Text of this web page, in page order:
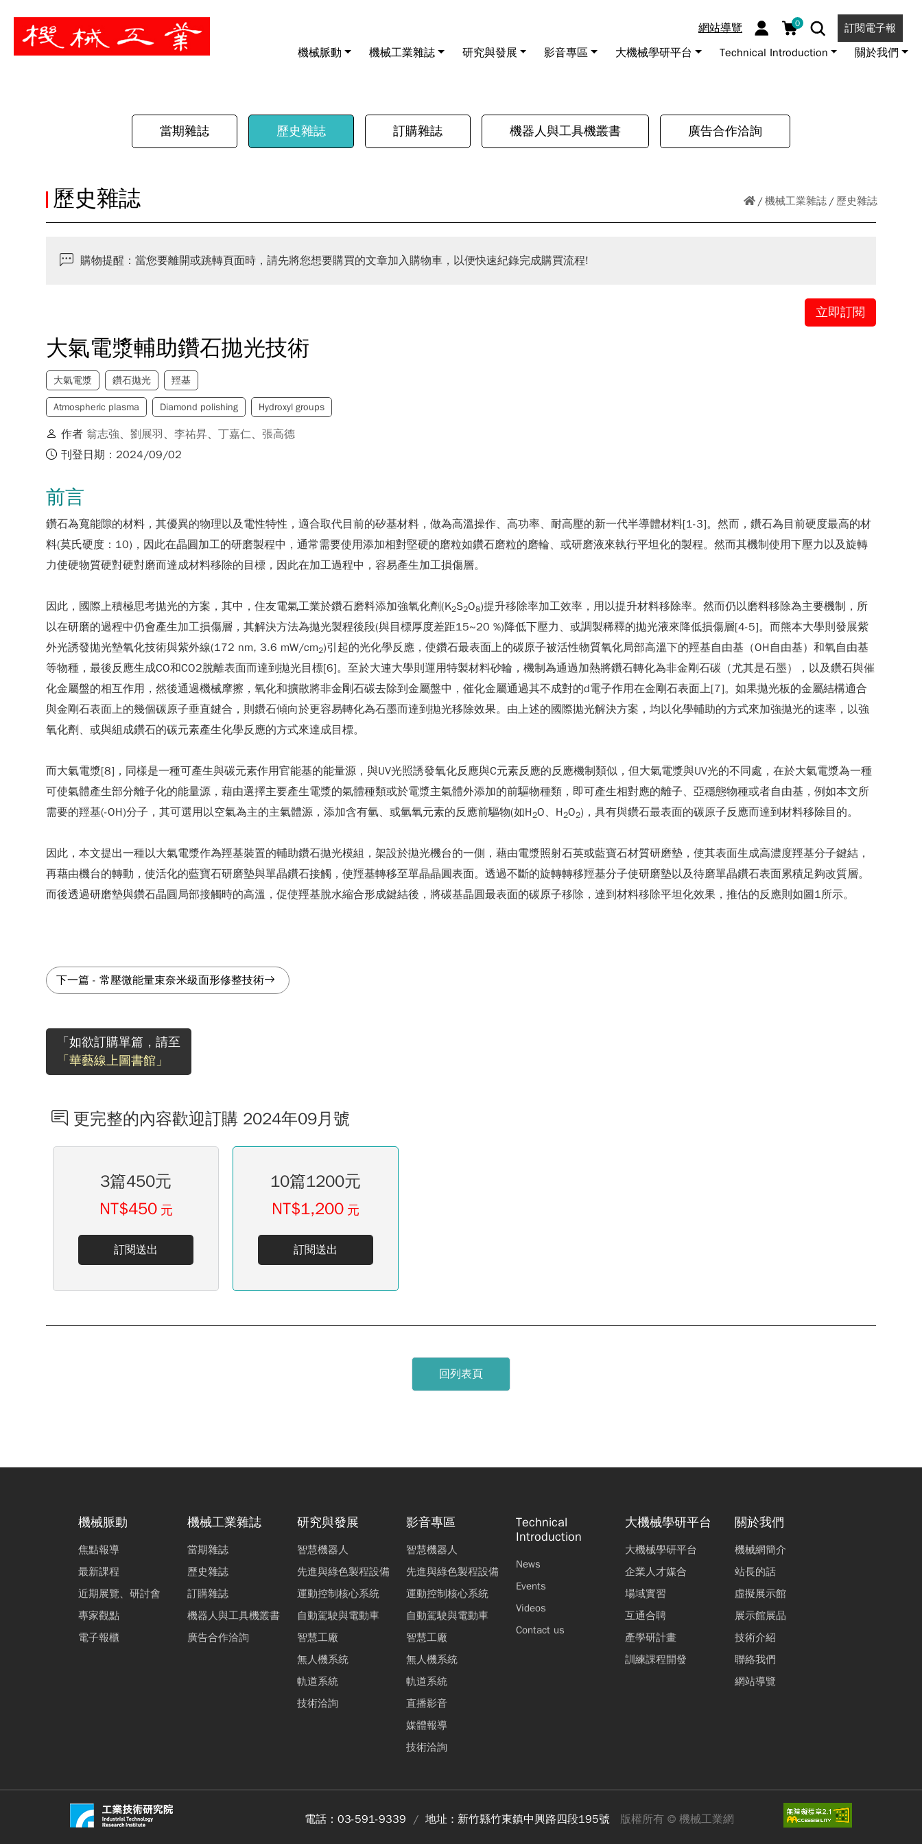
網站導覽 0 訂閱電子報
機械脈動 機械工業雜誌 研究與發展 影音專區 大機械學研平台 Technical Introduction 關於我們
暫停
當期雜誌 歷史雜誌 訂購雜誌 機器人與工具機叢書 廣告合作洽詢
機械工業雜誌 歷史雜誌
歷史雜誌
購物提醒：當您要離開或跳轉頁面時，請先將您想要購買的文章加入購物車，以便快速紀錄完成購買流程!
立即訂閱
大氣電漿輔助鑽石拋光技術
大氣電漿 鑽石拋光 羥基
Atmospheric plasma Diamond polishing Hydroxyl groups
作者翁志強、劉展羽 、李祐昇、丁嘉仁、張高德
刊登日期：2024/09/02
前言
鑽石為寬能隙的材料，其優異的物理以及電性特性，適合取代目前的矽基材料，做為高溫操作、高功率、耐高壓的新一代半導體材料[1-3]。然而，鑽石為目前硬度最高的材
料(莫氏硬度：10)，因此在晶圓加工的研磨製程中，通常需要使用添加相對堅硬的磨粒如鑽石磨粒的磨輪、或研磨液來執行平坦化的製程。然而其機制使用下壓力以及旋轉
力使硬物質硬對硬對磨而達成材料移除的目標，因此在加工過程中，容易產生加工損傷層。
因此，國際上積極思考拋光的方案，其中，住友電氣工業於鑽石磨料添加強氧化劑(K2S2O8)提升移除率加工效率，用以提升材料移除率。然而仍以磨料移除為主要機制，所
以在研磨的過程中仍會產生加工損傷層，其解決方法為拋光製程後段(與目標厚度差距15~20 %)降低下壓力、或調製稀釋的拋光液來降低損傷層[4-5]。而熊本大學則發展紫
外光誘發拋光墊氧化技術與紫外線(172 nm, 3.6 mW/cm2)引起的光化學反應，使鑽石最表面上的碳原子被活性物質氧化局部高溫下的羥基自由基（OH自由基）和氧自由基
等物種，最後反應生成CO和CO2脫離表面而達到拋光目標[6]。至於大連大學則運用特製材料砂輪，機制為通過加熱將鑽石轉化為非金剛石碳（尤其是石墨），以及鑽石與催
化金屬盤的相互作用，然後通過機械摩擦，氧化和擴散將非金剛石碳去除到金屬盤中，催化金屬通過其不成對的d電子作用在金剛石表面上[7]。如果拋光板的金屬結構適合
與金剛石表面上的幾個碳原子垂直鍵合，則鑽石傾向於更容易轉化為石墨而達到拋光移除效果。由上述的國際拋光解決方案，均以化學輔助的方式來加強拋光的速率，以強
氧化劑、或與組成鑽石的碳元素產生化學反應的方式來達成目標。
而大氣電漿[8]，同樣是一種可產生與碳元素作用官能基的能量源，與UV光照誘發氧化反應與C元素反應的反應機制類似，但大氣電漿與UV光的不同處，在於大氣電漿為一種
可使氣體產生部分離子化的能量源，藉由選擇主要產生電漿的氣體種類或於電漿主氣體外添加的前驅物種類，即可產生相對應的離子、亞穩態物種或者自由基，例如本文所
需要的羥基(-OH)分子，其可選用以空氣為主的主氣體源，添加含有氫、或氫氧元素的反應前驅物(如H2O、H2O2)，具有與鑽石最表面的碳原子反應而達到材料移除目的。
因此，本文提出一種以大氣電漿作為羥基裝置的輔助鑽石拋光模組，架設於拋光機台的一側，藉由電漿照射石英或藍寶石材質研磨墊，使其表面生成高濃度羥基分子鍵結，
再藉由機台的轉動，使活化的藍寶石研磨墊與單晶鑽石接觸，使羥基轉移至單晶晶圓表面。透過不斷的旋轉轉移羥基分子使研磨墊以及待磨單晶鑽石表面累積足夠改質層。
而後透過研磨墊與鑽石晶圓局部接觸時的高溫，促使羥基脫水縮合形成鍵結後，將碳基晶圓最表面的碳原子移除，達到材料移除平坦化效果，推估的反應則如圖1所示。
下一篇 -常壓微能量束奈米級面形修整技術
「如欲訂購單篇，請至
「華藝線上圖書館」
更完整的內容歡迎訂購 2024年09月號
3篇450元
NT$450 元
訂閱送出
10篇1200元
NT$1,200 元
訂閱送出
回列表頁
機械脈動
焦點報導
最新課程
近期展覽、研討會
專家觀點
電子報櫃
機械工業雜誌
當期雜誌
歷史雜誌
訂購雜誌
機器人與工具機叢書
廣告合作洽詢
研究與發展
智慧機器人
先進與綠色製程設備
運動控制核心系統
自動駕駛與電動車
智慧工廠
無人機系統
軌道系統
技術洽詢
影音專區
智慧機器人
先進與綠色製程設備
運動控制核心系統
自動駕駛與電動車
智慧工廠
無人機系統
軌道系統
直播影音
媒體報導
技術洽詢
Technical
Introduction
News
Events
Videos
Contact us
大機械學研平台
大機械學研平台
企業人才媒合
場域實習
互通合聘
產學研計畫
訓練課程開發
關於我們
機械網簡介
站長的話
虛擬展示館
展示館展品
技術介紹
聯絡我們
網站導覽
電話： 03-591-9339 地址 : 新竹縣竹東鎮中興路四段195號 版權所有 © 機械工業網